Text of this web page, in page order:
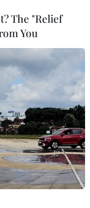
nhà đầu tư việc
tế nước
N.L (TTXVN)
The "Relief
You